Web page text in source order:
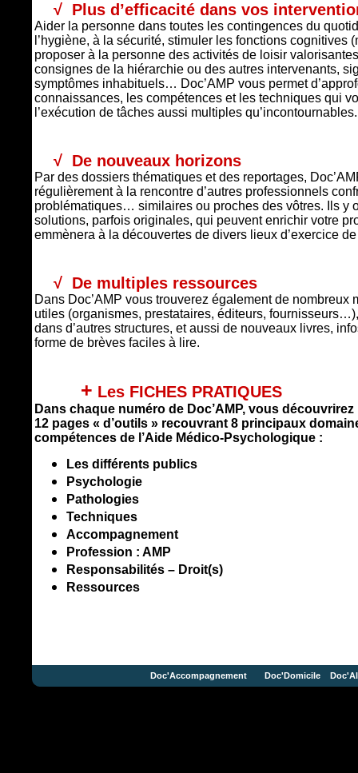
√ Plus d’efficacité dans vos
Aider la personne dans toutes les contingences du
l’hygiène, à la sécurité, stimuler les fonctions
proposer à la personne des activités de loisir
consignes de la hiérarchie ou des autres intervenants,
symptômes inhabituels… Doc’AMP vous permet
connaissances, les compétences et les techniques qui
l’exécution de tâches aussi multiples qu’incontournables.
√ De nouveaux horizons
Par des dossiers thématiques et des reportages,
régulièrement à la rencontre d’autres professionnels
problématiques… similaires ou proches des vôtres. Ils y
solutions, parfois originales, qui peuvent enrichir votre
emmènera à la découvertes de divers lieux d’exercice
√ De multiples ressources
Dans Doc’AMP vous trouverez également de nombreux
utiles (organismes, prestataires, éditeurs,
dans d’autres structures, et aussi de nouveaux livres,
forme de brèves faciles à lire.
+ Les FICHES PRATIQUES
Dans chaque numéro de Doc’AMP, vous
12 pages « d’outils » recouvrant 8 principaux
compétences de l’Aide Médico-Psychologique :
Les différents publics
Psychologie
Pathologies
Techniques
Accompagnement
Profession : AMP
Responsabilités – Droit(s)
Ressources
Doc'Accompagnement Doc'Domicile